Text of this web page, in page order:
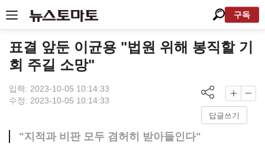
구독
표결 앞둔 이균용 "법원 위해 봉직할 기
회 주길 소망"
입력: 2023-10-05 10:14:33
수정: 2023-10-05 10:14:33
답글쓰기
"지적과 비판 모두 겸허히 받아들인다"